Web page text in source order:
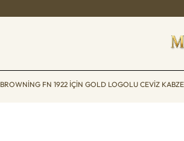
BROWNING FN 1922 IÇIN GOLD LOGOLU CEVIZ